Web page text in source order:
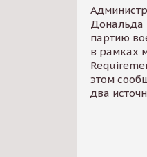
Дональда
партию
в рамках
этом
два